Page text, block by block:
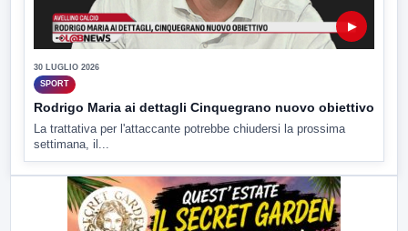
▶
30 LUGLIO 2026
SPORT
Rodrigo Maria ai dettagli Cinquegrano nuovo obiettivo
La trattativa per l'attaccante potrebbe chiudersi la prossima
settimana, il...